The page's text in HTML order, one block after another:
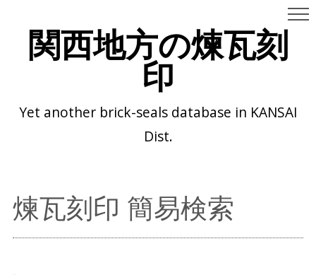
関西地方の煉瓦刻
印
Yet another brick-seals database in KANSAI
Dist.
煉瓦刻印 簡易検索